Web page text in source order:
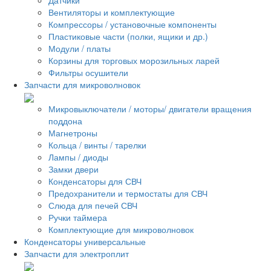
Вентиляторы и комплектующие
Компрессоры / установочные компоненты
Пластиковые части (полки, ящики и др.)
Модули / платы
Корзины для торговых морозильных ларей
Фильтры осушители
Запчасти для микроволновок
Микровыключатели / моторы/ двигатели вращения
поддона
Магнетроны
Кольца / винты / тарелки
Лампы / диоды
Замки двери
Конденсаторы для СВЧ
Предохранители и термостаты для СВЧ
Слюда для печей СВЧ
Ручки таймера
Комплектующие для микроволновок
Конденсаторы универсальные
Запчасти для электроплит